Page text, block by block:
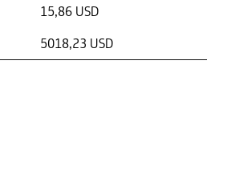
15,86 USD
5018,23 USD